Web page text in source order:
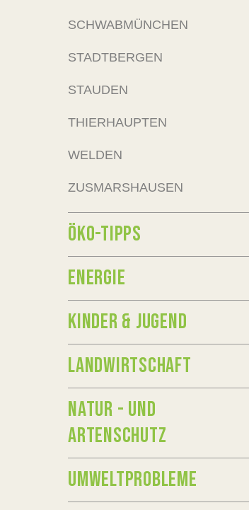
SCHWABMÜNCHEN
STADTBERGEN
STAUDEN
THIERHAUPTEN
WELDEN
ZUSMARSHAUSEN
ÖKO-TIPPS
ENERGIE
KINDER & JUGEND
LANDWIRTSCHAFT
NATUR - UND
ARTENSCHUTZ
UMWELTPROBLEME